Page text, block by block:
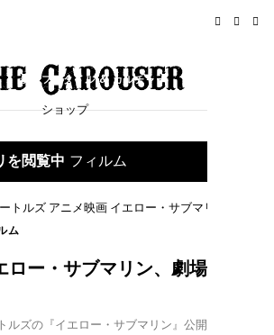
ライフスタイル & カルチャー
ショップ
を閲覧中 フィルム
ム
ロー・サブマリン、劇場に帰
ルズの『イエロー・サブマリン』公開50周年